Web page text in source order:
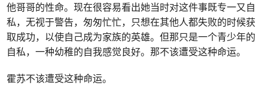
他哥哥的性命。现在很容易看出她当时对这件事既专一又自
私，无视于警告，匆匆忙忙，只想在其他人都失败的时候获
取成功，以使自己成为家族的英雄。但那只是一个青少年的
自私，一种幼稚的自我感觉良好。那不该遭受这种命运。
霍苏不该遭受这种命运。